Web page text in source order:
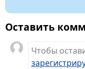
Оставить
Чтобы